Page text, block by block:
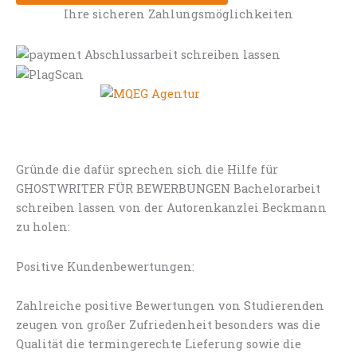
Ihre sicheren Zahlungsmöglichkeiten
Gründe die dafür sprechen sich die Hilfe für
GHOSTWRITER FÜR BEWERBUNGEN Bachelorarbeit
schreiben lassen von der Autorenkanzlei Beckmann
zu holen:
Positive Kundenbewertungen:
Zahlreiche positive Bewertungen von Studierenden
zeugen von großer Zufriedenheit besonders was die
Qualität die termingerechte Lieferung sowie die